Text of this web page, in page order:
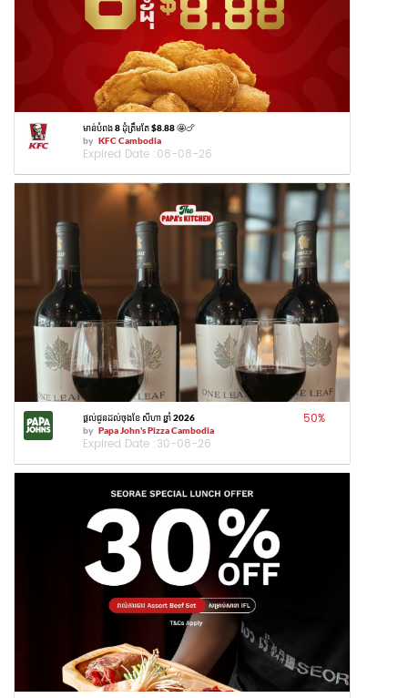
មាន់បំពង 8 ដុំត្រឹមតែ $8.88 🤩🍗
by KFC Cambodia
Expired Date :08-08-26
ផ្តល់ជូនដល់ចុងខែ សីហា ឆ្នាំ 2026
by Papa John's Pizza Cambodia
Expired Date :30-08-26
50%